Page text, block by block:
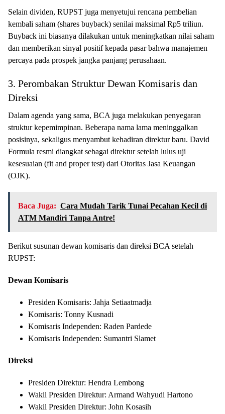
Selain dividen, RUPST juga menyetujui rencana pembelian
kembali saham (shares buyback) senilai maksimal Rp5 triliun.
Buyback ini biasanya dilakukan untuk meningkatkan nilai saham
dan memberikan sinyal positif kepada pasar bahwa manajemen
percaya pada prospek jangka panjang perusahaan.
3. Perombakan Struktur Dewan Komisaris dan
Direksi
Dalam agenda yang sama, BCA juga melakukan penyegaran
struktur kepemimpinan. Beberapa nama lama meninggalkan
posisinya, sekaligus menyambut kehadiran direktur baru. David
Formula resmi diangkat sebagai direktur setelah lulus uji
kesesuaian (fit and proper test) dari Otoritas Jasa Keuangan
(OJK).
Baca Juga: Cara Mudah Tarik Tunai Pecahan Kecil di
ATM Mandiri Tanpa Antre!
Berikut susunan dewan komisaris dan direksi BCA setelah
RUPST:
Dewan Komisaris
Presiden Komisaris: Jahja Setiaatmadja
Komisaris: Tonny Kusnadi
Komisaris Independen: Raden Pardede
Komisaris Independen: Sumantri Slamet
Direksi
Presiden Direktur: Hendra Lembong
Wakil Presiden Direktur: Armand Wahyudi Hartono
Wakil Presiden Direktur: John Kosasih